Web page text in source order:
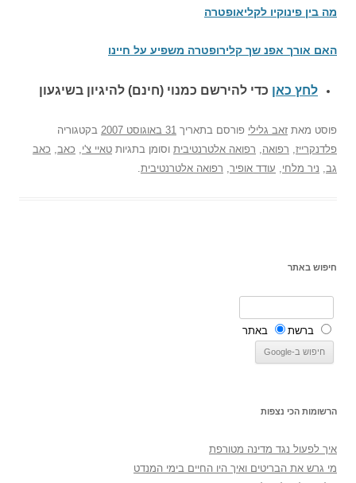
מה בין פינוקיו לקליאופטרה
האם אורך אפנ שך קלירופטרה משפיע על חיינו
לחץ כאן כדי להירשם כמנוי (חינם) להיגיון בשיגעון
פוסט מאת זאב גלילי פורסם בתאריך 31 באוגוסט 2007
בקטגוריה
פלדנקרייז רפואה רפואה אלטרנטיבית וסומן בתגיות טאיי צ'י כאב כאב
גב ניר מלחי עודד אופיר רפואה אלטרנטיבית
חיפוש באתר
ברשת באתר
הרשומות הכי נצפות
איך לפעול נגד מדינה מטורפת
מי גרש את הבריטים ואיך היו החיים בימי המנדט